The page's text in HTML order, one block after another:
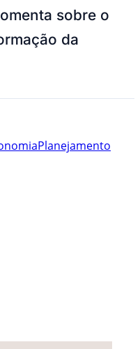
sobre o
da
Planejamento